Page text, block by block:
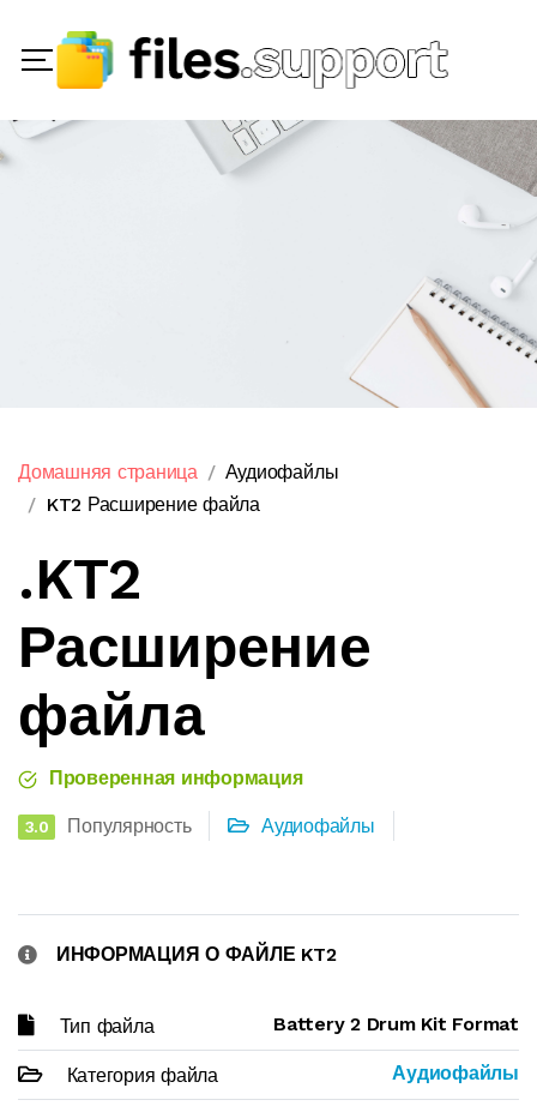
Домашняя страница
Аудиофайлы
KT2 Расширение файла
.KT2
Расширение
файла
Проверенная информация
3.0 Популярность Аудиофайлы
ИНФОРМАЦИЯ О ФАЙЛЕ KT2
Тип файла Battery 2 Drum Kit Format
Категория файла Аудиофайлы